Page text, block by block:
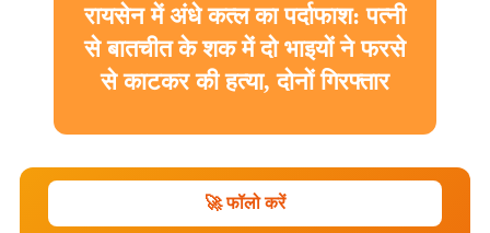
रायसेन में अंधे कत्ल का पर्दाफाश: पत्नी
से बातचीत के शक में दो भाइयों ने फरसे
से काटकर की हत्या, दोनों गिरफ्तार
🚀 फॉलो करें